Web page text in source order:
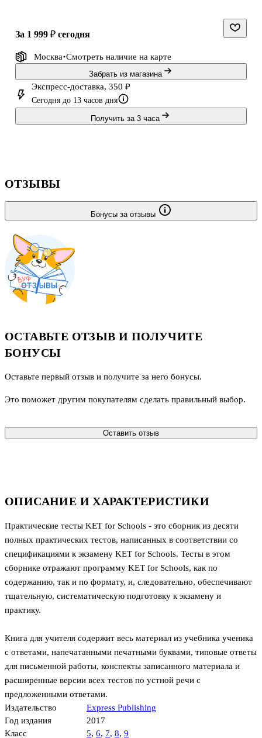
Книга для учителя содержит весь материал из учебника ученика
для письменной работы, конспекты записанного материала и
расширенные версии всех тестов по устной речи с
предложенными ответами.
за 1 999 ₽ сегодня
Москва Смотреть наличие на карте
Забрать из магазина
Экспресс-доставка, 350 ₽
Сегодня до 13 часов дня
Получить за 3 часа
ОПИСАНИЕ И ХАРАКТЕРИСТИКИ
Практические тесты KET for Schools - это сборник из десяти
полных практических тестов, написанных в соответствии со
спецификациями к экзамену KET for Schools. Тесты в этом
сборнике отражают программу KET for Schools, как по
содержанию, так и по формату, и, следовательно, обеспечивают
тщательную, систематическую подготовку к экзамену и
практику.
Книга для учителя содержит весь материал из учебника ученика
с ответами, напечатанными печатными буквами, типовые ответы
для письменной работы, конспекты записанного материала и
расширенные версии всех тестов по устной речи с
предложенными ответами.
Издательство
Express Publishing
Год издания
2017
Класс
5, 6, 7, 8, 9
ОТЗЫВЫ
Бонусы за отзывы
ОСТАВЬТЕ ОТЗЫВ И ПОЛУЧИТЕ
БОНУСЫ
Оставьте первый отзыв и получите за него бонусы.
Это поможет другим покупателям сделать правильный выбор.
Оставить отзыв